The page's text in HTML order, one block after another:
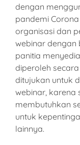
dengan
pandemi
organisasi dan
webinar dengan
panitia
diperoleh
ditujukan untuk
webinar, karena
membutuhkan
untuk
lainnya.